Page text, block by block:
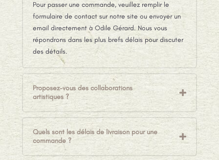
Pour passer une commande, veuillez remplir le
formulaire de contact sur notre site ou envoyer un
email directement à Odile Gérard. Nous vous
répondrons dans les plus brefs délais pour discuter
des détails.
Proposez-vous des collaborations
artistiques ?
Quels sont les délais de livraison pour une
commande ?